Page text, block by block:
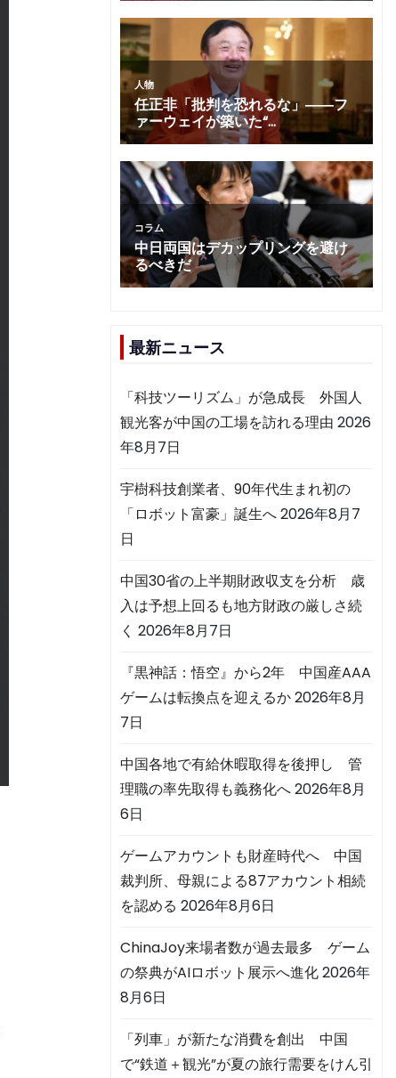
最新ニュース
「科技ツーリズム」が急成長 外国人
観光客が中国の工場を訪れる理由 2026
年8月7日
宇樹科技創業者、90年代生まれ初の
「ロボット富豪」誕生へ2026年8月7
日
中国30省の上半期財政収支を分析 歳
入は予想上回るも地方財政の厳しさ続
く 2026年8月7日
『黒神話：悟空』から2年 中国産AAA
ゲームは転換点を迎えるか2026年8月
7日
中国各地で有給休暇取得を後押し 管
理職の率先取得も義務化へ2026年8月
6日
ゲームアカウントも財産時代へ 中国
裁判所、母親による87アカウント相続
を認める 2026年8月6日
ChinaJoy来場者数が過去最多 ゲーム
の祭典がAIロボット展示へ進化2026年
8月6日
「列車」が新たな消費を創出 中国
で“鉄道＋観光”が夏の旅行需要をけん引